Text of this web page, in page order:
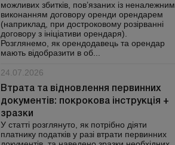
можливих збитків, пов’язаних із неналежним
виконанням договору оренди орендарем
(наприклад, при достроковому розірванні
договору з ініціативи орендаря).
Розглянемо, як орендодавець та орендар
мають відобразити в об...
24.07.2026
Втрата та відновлення первинних
документів: покрокова інструкція +
зразки
У статті розглянуто, як потрібно діяти
платнику податків у разі втрати первинних